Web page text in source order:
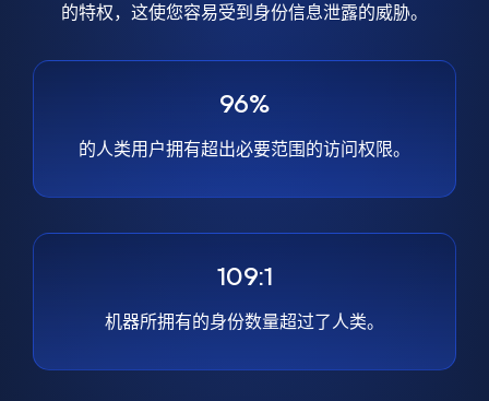
的特权，这使您容易受到身份信息泄露的威胁。
96%
的人类用户拥有超出必要范围的访问权限。
109:1
机器所拥有的身份数量超过了人类。